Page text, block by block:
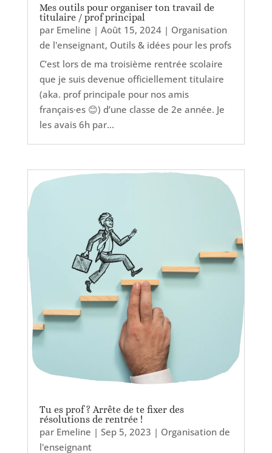
Mes outils pour organiser ton travail de
titulaire / prof principal
par Emeline | Août 15, 2024| Organisation
de l'enseignant, Outils & idées pour les profs
C’est lors de ma troisième rentrée scolaire
que je suis devenue officiellement titulaire
(aka. prof principale pour nos amis
français·es 😊) d’une classe de 2e année. Je
les avais 6h par...
Tu es prof ? Arrête de te fixer des
résolutions de rentrée !
par Emeline | Sep 5, 2023 | Organisation de
l'enseignant